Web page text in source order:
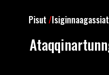
Pisut /Isiginnaagassiat